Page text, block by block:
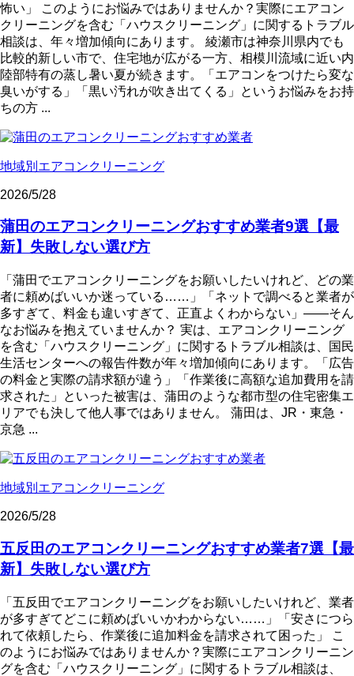
怖い」 このようにお悩みではありませんか？実際にエアコン
クリーニングを含む「ハウスクリーニング」に関するトラブル
相談は、年々増加傾向にあります。 綾瀬市は神奈川県内でも
比較的新しい市で、住宅地が広がる一方、相模川流域に近い内
陸部特有の蒸し暑い夏が続きます。「エアコンをつけたら変な
臭いがする」「黒い汚れが吹き出てくる」というお悩みをお持
ちの方 ...
地域別エアコンクリーニング
2026/5/28
蒲田のエアコンクリーニングおすすめ業者9選【最
新】失敗しない選び方
「蒲田でエアコンクリーニングをお願いしたいけれど、どの業
者に頼めばいいか迷っている……」「ネットで調べると業者が
多すぎて、料金も違いすぎて、正直よくわからない」——そん
なお悩みを抱えていませんか？ 実は、エアコンクリーニング
を含む「ハウスクリーニング」に関するトラブル相談は、国民
生活センターへの報告件数が年々増加傾向にあります。「広告
の料金と実際の請求額が違う」「作業後に高額な追加費用を請
求された」といった被害は、蒲田のような都市型の住宅密集エ
リアでも決して他人事ではありません。 蒲田は、JR・東急・
京急 ...
地域別エアコンクリーニング
2026/5/28
五反田のエアコンクリーニングおすすめ業者7選【最
新】失敗しない選び方
「五反田でエアコンクリーニングをお願いしたいけれど、業者
が多すぎてどこに頼めばいいかわからない……」「安さにつら
れて依頼したら、作業後に追加料金を請求されて困った」 こ
のようにお悩みではありませんか？実際にエアコンクリーニン
グを含む「ハウスクリーニング」に関するトラブル相談は、